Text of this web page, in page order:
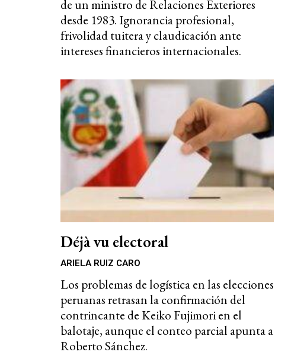
de un ministro de Relaciones Exteriores
desde 1983. Ignorancia profesional,
frivolidad tuitera y claudicación ante
intereses financieros internacionales.
Déjà vu electoral
ARIELA RUIZ CARO
Los problemas de logística en las elecciones
peruanas retrasan la confirmación del
contrincante de Keiko Fujimori en el
balotaje, aunque el conteo parcial apunta a
Roberto Sánchez.